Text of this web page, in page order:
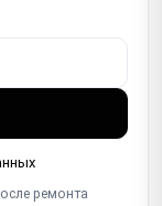
/ кнопки
плотно
ремонта